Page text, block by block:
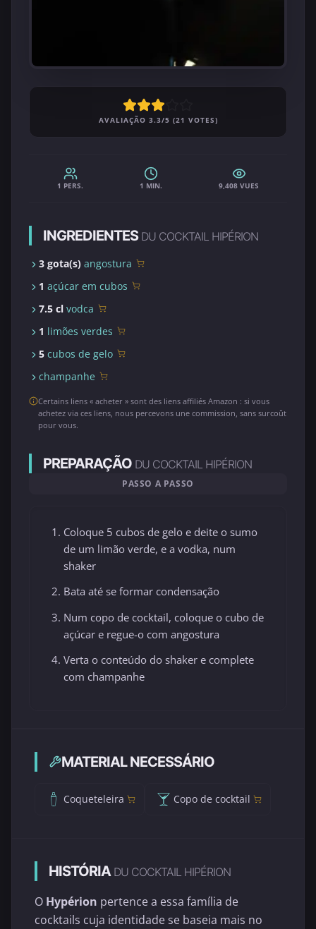
AVALIAÇÃO 3.3/5 (21 VOTES)
1 PERS. 1 MIN. 9,408 VUES
INGREDIENTES DU COCKTAIL HIPÉRION
3 gota(s) angostura
1 açúcar em cubos
7.5 cl vodca
1 limões verdes
5 cubos de gelo
champanhe
Certains liens « acheter » sont des liens affiliés Amazon : si vous
achetez via ces liens, nous percevons une commission, sans surcoût
pour vous.
PREPARAÇÃO DU COCKTAIL HIPÉRION
PASSO A PASSO
Coloque 5 cubos de gelo e deite o sumo
de um limão verde, e a vodka, num
shaker
Bata até se formar condensação
Num copo de cocktail, coloque o cubo de
açúcar e regue-o com angostura
Verta o conteúdo do shaker e complete
com champanhe
MATERIAL NECESSÁRIO
Coqueteleira Copo de cocktail
HISTÓRIA DU COCKTAIL HIPÉRION
O Hypérion pertence a essa família de
cocktails cuja identidade se baseia mais no